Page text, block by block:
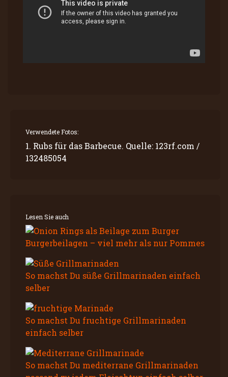
Verwendete Fotos:
1. Rubs für das Barbecue. Quelle: 123rf.com /
132485054
Lesen Sie auch
Burgerbeilagen – viel mehr als nur Pommes
So machst Du süße Grillmarinaden einfach
selber
So machst Du fruchtige Grillmarinaden
einfach selber
So machst Du mediterrane Grillmarinaden